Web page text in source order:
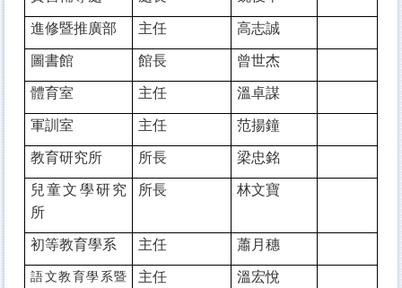
進修暨推廣部
主任
高志誠
圖書館
館長
曾世杰
體育室
主任
溫卓謀
軍訓室
主任
范揚鐘
教育研究所
所長
梁忠銘
兒童文學研究
所
所長 林文寶
初等教育學系 主任 蕭月穗
語文教育學系暨
主任 溫宏悅